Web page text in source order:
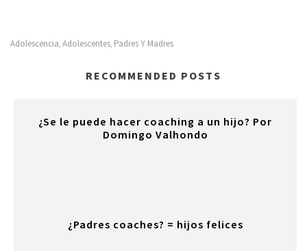
Adolescencia,Adolescentes, Padres Y Madres
RECOMMENDED POSTS
¿Se le puede hacer coaching a un hijo? Por
Domingo Valhondo
¿Padres coaches? = hijos felices